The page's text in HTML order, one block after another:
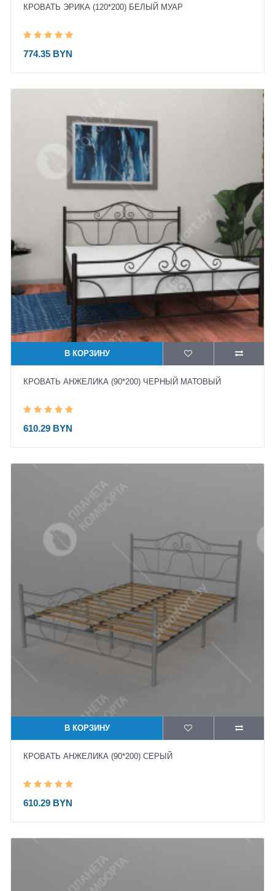
КРОВАТЬ ЭРИКА (120*200) БЕЛЫЙ МУАР
774.35 BYN
В КОРЗИНУ
КРОВАТЬ АНЖЕЛИКА (90*200) ЧЕРНЫЙ МАТОВЫЙ
610.29 BYN
В КОРЗИНУ
КРОВАТЬ АНЖЕЛИКА (90*200) СЕРЫЙ
610.29 BYN